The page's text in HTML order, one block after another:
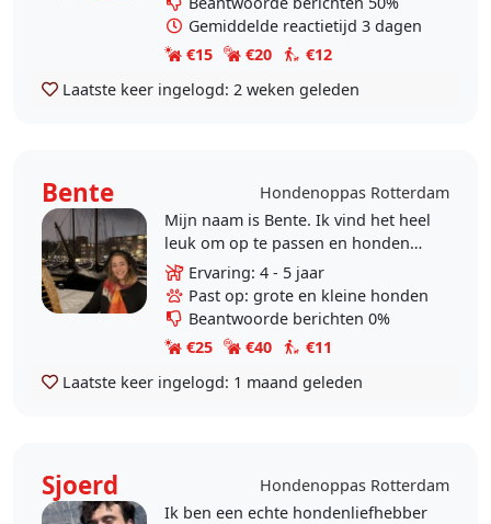
Gemiddelde reactietijd 3 dagen
€15
€20
€12
Laatste keer ingelogd: 2 weken geleden
Bente
Hondenoppas Rotterdam
Mijn naam is Bente. Ik vind het heel
leuk om op te passen en honden
uit te laten. Ik heb zelf geen
huisdieren, maar wel veel ervaring.
Geregeld heb..
Ervaring: 4 - 5 jaar
Past op: grote en kleine honden
Beantwoorde berichten 0%
€25
€40
€11
Laatste keer ingelogd: 1 maand geleden
Sjoerd
Hondenoppas Rotterdam
Ik ben een echte hondenliefhebber